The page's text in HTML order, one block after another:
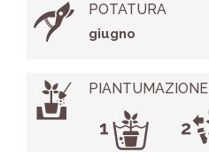
POTATURA
giugno
PIANTUMAZIONE